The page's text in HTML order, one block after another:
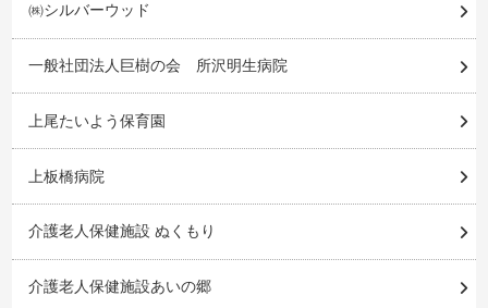
㈱シルバーウッド
一般社団法人巨樹の会 所沢明生病院
上尾たいよう保育園
上板橋病院
介護老人保健施設 ぬくもり
介護老人保健施設あいの郷